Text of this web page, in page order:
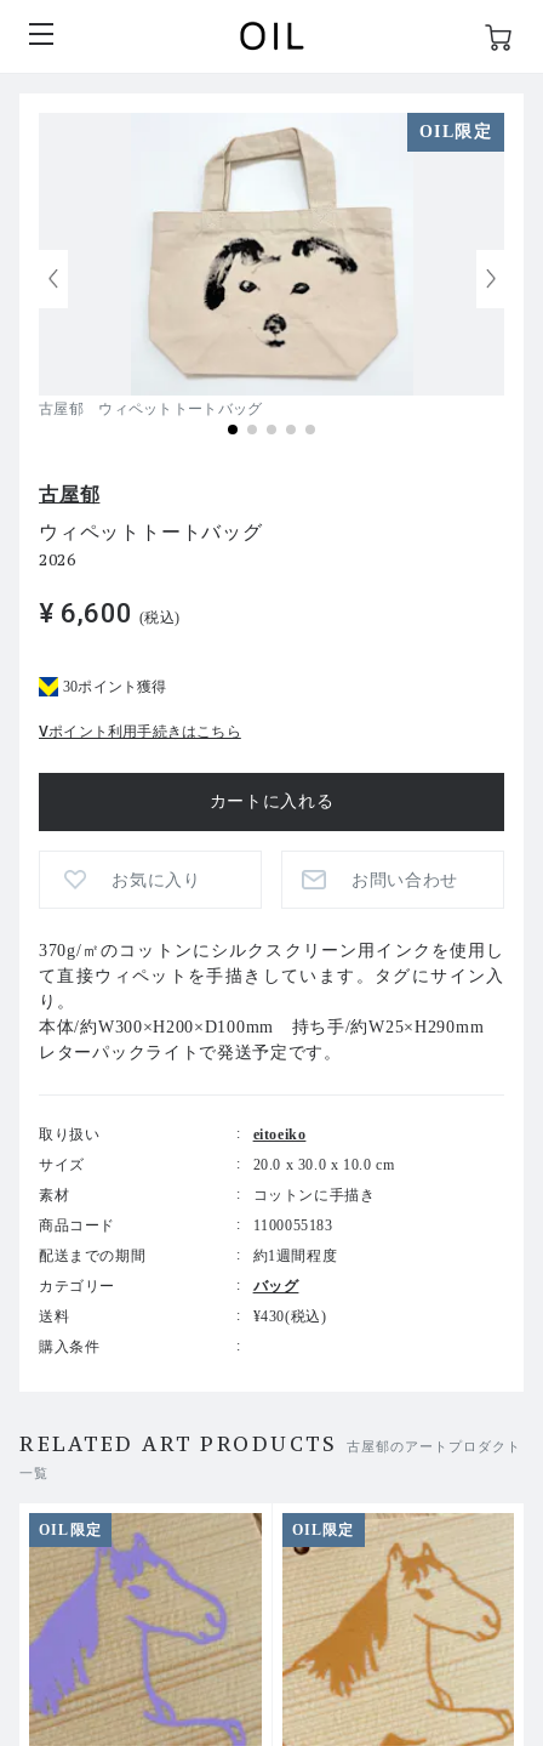
OIL限定
古屋郁 ウィペットトートバッグ
古屋郁
ウィペットトートバッグ
2026
¥ 6,600 (税込)
30ポイント獲得
Vポイント利用手続きはこちら
お気に入り お問い合わせ
370g/㎡のコットンにシルクスクリーン用インクを使用し
て直接ウィペットを手描きしています。タグにサイン入
り。
本体/約W300×H200×D100mm 持ち手/約W25×H290mm
レターパックライトで発送予定です。
取り扱い
eitoeiko
サイズ
20.0 x 30.0 x 10.0 cm
素材
コットンに手描き
商品コード
1100055183
配送までの期間
約1週間程度
カテゴリー
バッグ
送料
¥430(税込)
購入条件
RELATED ART PRODUCTS
古屋郁のアートプロダクト
一覧
OIL限定 OIL限定